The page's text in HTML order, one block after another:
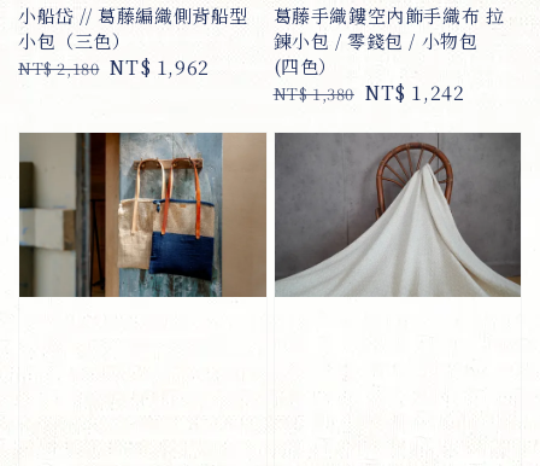
小船岱 // 葛藤編織側背船型
小包（三色）
Regular
NT$ 2,180 Sale
NT$ 1,962
葛藤手織鏤空內飾手織布 拉
鍊小包 / 零錢包 / 小物包
(四色）
Regular
NT$ 1,380 Sale
NT$ 1,242